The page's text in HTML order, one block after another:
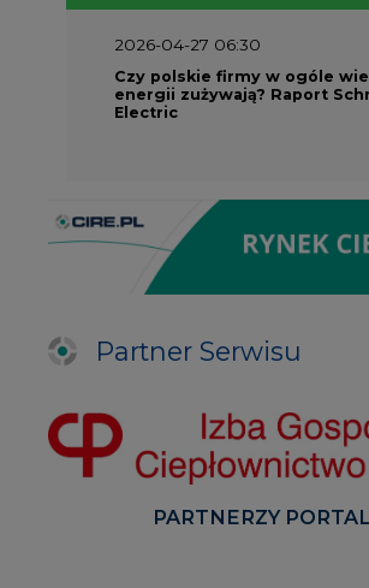
2026-04-27 06:30
Czy polskie firmy w ogóle
energii zużywają? Raport
Electric
Partner Serwisu
PARTNERZY